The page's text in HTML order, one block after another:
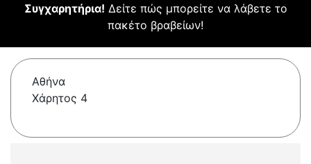
Συγχαρητήρια! Δείτε πώς μπορείτε να λάβετε το
πακέτο βραβείων!
Αθήνα
Χάρητος 4